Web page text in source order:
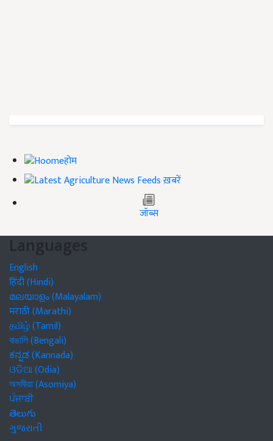
होम
ख़बरें
जॉब्स
Languages
English
हिंदी (Hindi)
മലയാളം (Malayalam)
मराठी (Marathi)
தமிழ் (Tamil)
বাঙালি (Bengali)
ಕನ್ನಡ (Kannada)
ଓଡିଆ (Odia)
অসমীয়া (Asomiya)
ਪੰਜਾਬੀ
తెలుగు
ગુજરાતી